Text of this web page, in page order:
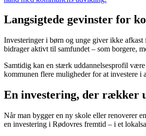
Langsigtede gevinster for
Investeringer i børn og unge giver ikke afkast
bidrager aktivt til samfundet – som borgere,
Samtidig kan en stærk uddannelsesprofil
kommunen flere muligheder for at investere i
En investering, der rækker
Når man bygger en ny skole eller renoverer
en investering i Rødovres fremtid – i et